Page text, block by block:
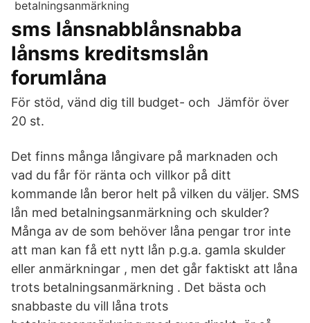
sms lånsnabblånsnabba
lånsms kreditsmslån
forumlåna
För stöd, vänd dig till budget- och Jämför över
20 st.
Det finns många långivare på marknaden och
vad du får för ränta och villkor på ditt
kommande lån beror helt på vilken du väljer. SMS
lån med betalningsanmärkning och skulder?
Många av de som behöver låna pengar tror inte
att man kan få ett nytt lån p.g.a. gamla skulder
eller anmärkningar , men det går faktiskt att låna
trots betalningsanmärkning . Det bästa och
snabbaste du vill låna trots